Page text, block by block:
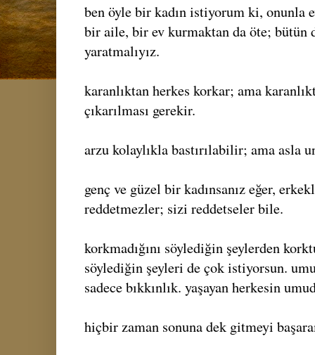
ben öyle bir kadın istiyorum ki, onunla
bir aile, bir ev kurmaktan da öte; bütün
yaratmalıyız.
karanlıktan herkes korkar; ama
çıkarılması gerekir.
arzu kolaylıkla bastırılabilir; ama asla
genç ve güzel bir kadınsanız eğer,
reddetmezler; sizi reddetseler bile.
korkmadığını söylediğin şeylerden
söylediğin şeyleri de çok istiyorsun.
sadece bıkkınlık. yaşayan herkesin
hiçbir zaman sonuna dek gitmeyi